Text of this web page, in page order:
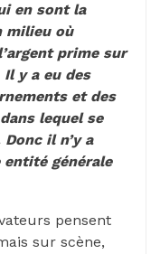
en sont la
milieu où
prime sur
y a eu des
et des
lequel se
il n’y a
entité générale
pensent
sur scène,